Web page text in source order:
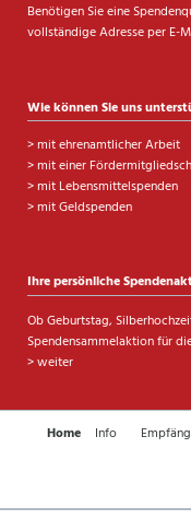
Benötigen Sie eine
vollständige Adresse per E-
Wie können Sie uns
>mit ehrenamtlicher Arbeit
>mit einer
>mit Lebensmittelspenden
>mit Geldspenden
Ihre persönliche
Ob Geburtstag,
Spendensammelaktion für
> weiter
Navigation
Home Info